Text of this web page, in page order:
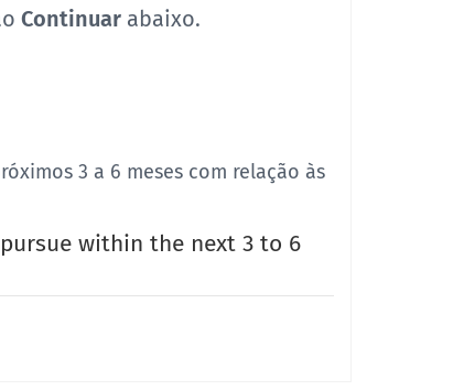
Continuar abaixo.
3 a 6 meses com relação às
within the next 3 to 6